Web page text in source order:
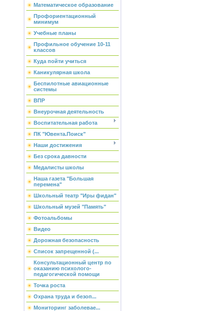
Математическое образование
Профориентационный
минимум
Учебные планы
Профильное обучение 10-11
классов
Куда пойти учиться
Каникулярная школа
Беспилотные авиационные
системы
ВПР
Внеурочная деятельность
Воспитательная работа
ПК "Ювента.Поиск"
Наши достижения
Без срока давности
Медалисты школы
Наша газета "Большая
перемена"
Школьный театр "Иры фидан"
Школьный музей "Память"
Фотоальбомы
Видео
Дорожная безопасность
Список запрещенной (...
Консультационный центр по
оказанию психолого-
педагогической помощи
Точка роста
Охрана труда и безоп...
Мониторинг заболевае...